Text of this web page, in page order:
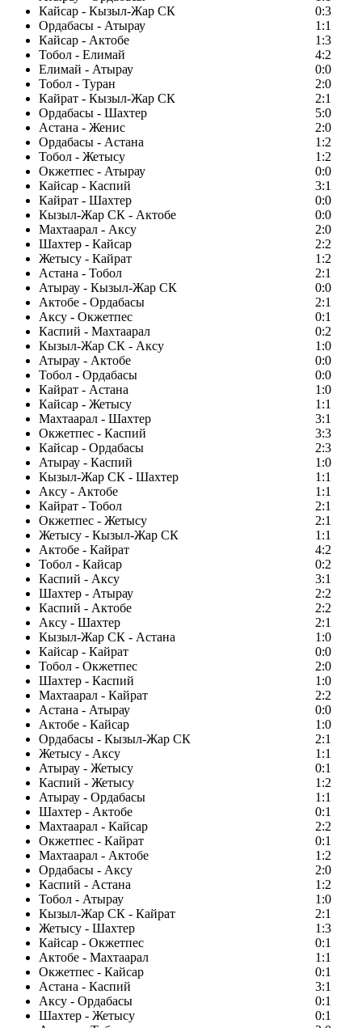
Кайсар - Кызыл-Жар СК
0:3
Ордабасы - Атырау
1:1
Кайсар - Актобе
1:3
Тобол - Елимай
4:2
Елимай - Атырау
0:0
Тобол - Туран
2:0
Кайрат - Кызыл-Жар СК
2:1
Ордабасы - Шахтер
5:0
Астана - Женис
2:0
Ордабасы - Астана
1:2
Тобол - Жетысу
1:2
Окжетпес - Атырау
0:0
Кайсар - Каспий
3:1
Кайрат - Шахтер
0:0
Кызыл-Жар СК - Актобе
0:0
Махтаарал - Аксу
2:0
Шахтер - Кайсар
2:2
Жетысу - Кайрат
1:2
Астана - Тобол
2:1
Атырау - Кызыл-Жар СК
0:0
Актобе - Ордабасы
2:1
Аксу - Окжетпес
0:1
Каспий - Махтаарал
0:2
Кызыл-Жар СК - Аксу
1:0
Атырау - Актобе
0:0
Тобол - Ордабасы
0:0
Кайрат - Астана
1:0
Кайсар - Жетысу
1:1
Махтаарал - Шахтер
3:1
Окжетпес - Каспий
3:3
Кайсар - Ордабасы
2:3
Атырау - Каспий
1:0
Кызыл-Жар СК - Шахтер
1:1
Аксу - Актобе
1:1
Кайрат - Тобол
2:1
Окжетпес - Жетысу
2:1
Жетысу - Кызыл-Жар СК
1:1
Актобе - Кайрат
4:2
Тобол - Кайсар
0:2
Каспий - Аксу
3:1
Шахтер - Атырау
2:2
Каспий - Актобе
2:2
Аксу - Шахтер
2:1
Кызыл-Жар СК - Астана
1:0
Кайсар - Кайрат
0:0
Тобол - Окжетпес
2:0
Шахтер - Каспий
1:0
Махтаарал - Кайрат
2:2
Астана - Атырау
0:0
Актобе - Кайсар
1:0
Ордабасы - Кызыл-Жар СК
2:1
Жетысу - Аксу
1:1
Атырау - Жетысу
0:1
Каспий - Жетысу
1:2
Атырау - Ордабасы
1:1
Шахтер - Актобе
0:1
Махтаарал - Кайсар
2:2
Окжетпес - Кайрат
0:1
Махтаарал - Актобе
1:2
Ордабасы - Аксу
2:0
Каспий - Астана
1:2
Тобол - Атырау
1:0
Кызыл-Жар СК - Кайрат
2:1
Жетысу - Шахтер
1:3
Кайсар - Окжетпес
0:1
Актобе - Махтаарал
1:1
Окжетпес - Кайсар
0:1
Астана - Каспий
3:1
Аксу - Ордабасы
0:1
Шахтер - Жетысу
0:1